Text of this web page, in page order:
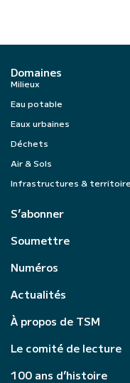
Domaines
Milieux
Eau potable
Eaux urbaines
Déchets
Air & Sols
Infrastructures &
S’abonner
Soumettre
Numéros
Actualités
À propos de TSM
Le comité de lecture
100 ans d’histoire